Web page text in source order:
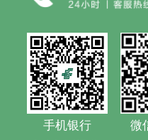
手机银行 微